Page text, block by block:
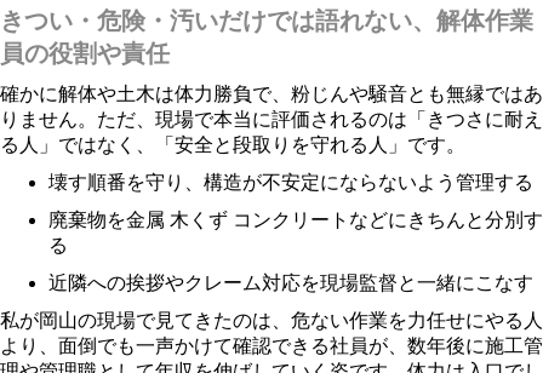
きつい・危険・汚いだけでは語れない、解体作業
員の役割や責任
確かに解体や土木は体力勝負で、粉じんや騒音とも無縁ではあ
りません。ただ、現場で本当に評価されるのは「きつさに耐え
る人」ではなく、「安全と段取りを守れる人」です。
壊す順番を守り、構造が不安定にならないよう管理する
廃棄物を金属 木くず コンクリートなどにきちんと分別す
る
近隣への挨拶やクレーム対応を現場監督と一緒にこなす
私が岡山の現場で見てきたのは、危ない作業を力任せにやる人
より、面倒でも一声かけて確認できる社員が、数年後に施工管